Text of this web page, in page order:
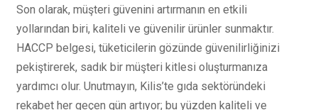
Son olarak, müşteri güvenini artırmanın en etkili
yollarından biri, kaliteli ve güvenilir ürünler sunmaktır.
HACCP belgesi, tüketicilerin gözünde güvenilirliğinizi
pekiştirerek, sadık bir müşteri kitlesi oluşturmanıza
yardımcı olur. Unutmayın, Kilis’te gıda sektöründeki
rekabet her geçen gün artıyor; bu yüzden kaliteli ve